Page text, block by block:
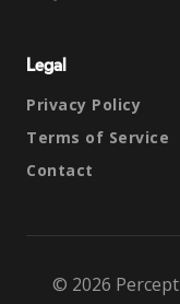
Legal
Privacy Policy
Terms of Service
Contact
© 2026